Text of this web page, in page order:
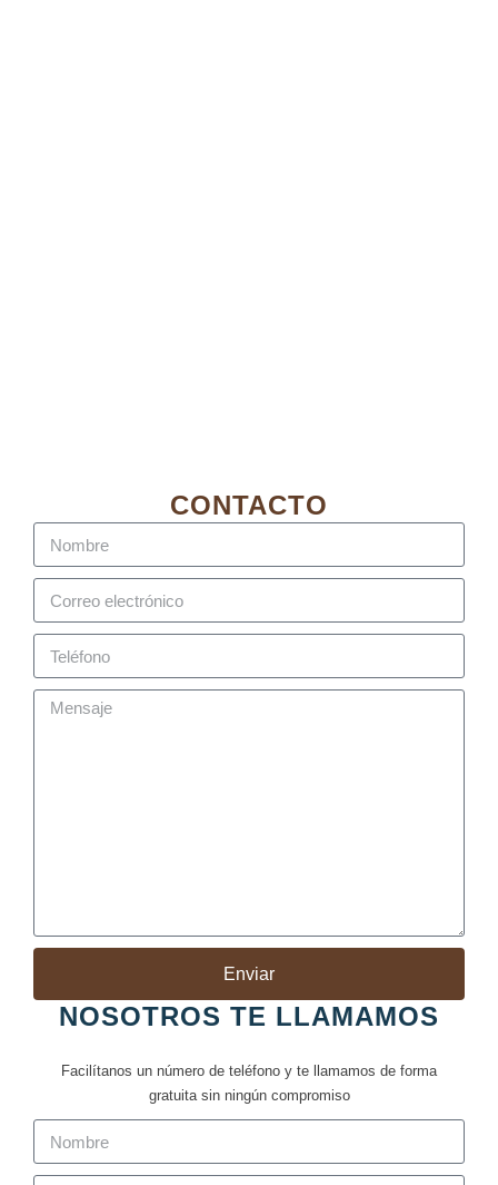
CONTACTO
Enviar
NOSOTROS TE LLAMAMOS
Facilítanos un número de teléfono y te llamamos de forma
gratuita sin ningún compromiso